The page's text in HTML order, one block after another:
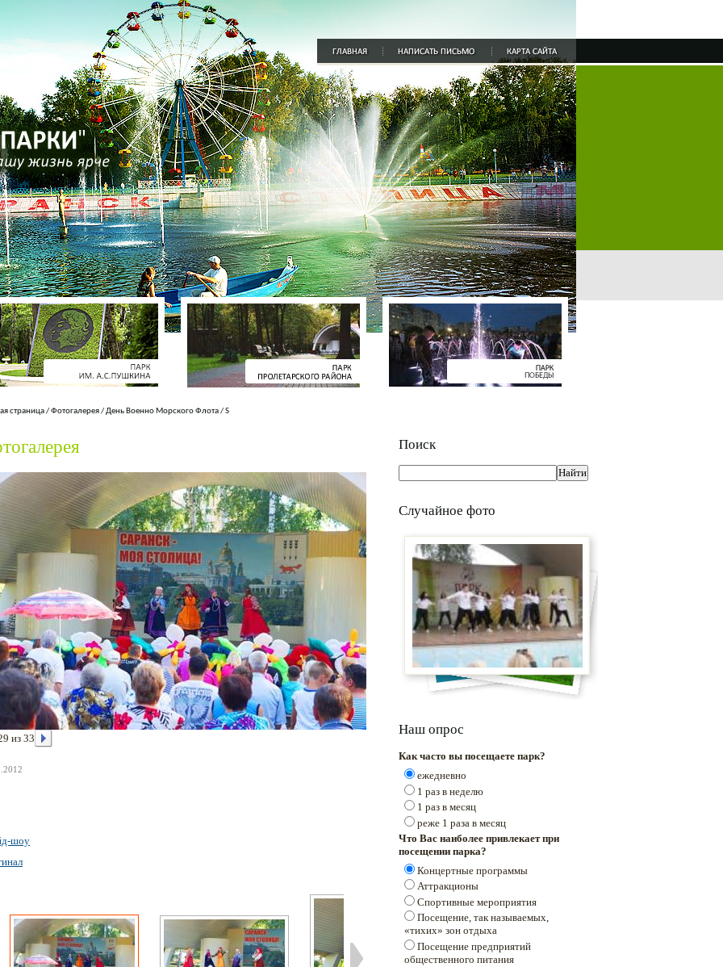
страница/Фотогалерея/День Военно Морского Флота/S
из 33
шоу
Поиск
Случайное фото
Наш опрос
Как часто вы посещаете парк?
ежедневно
1 раз в неделю
1 раз в месяц
реже 1 раза в месяц
Что Вас наиболее привлекает при
посещении парка?
Концертные программы
Аттракционы
Спортивные мероприятия
Посещение, так называемых,
«тихих» зон отдыха
Посещение предприятий
общественного питания